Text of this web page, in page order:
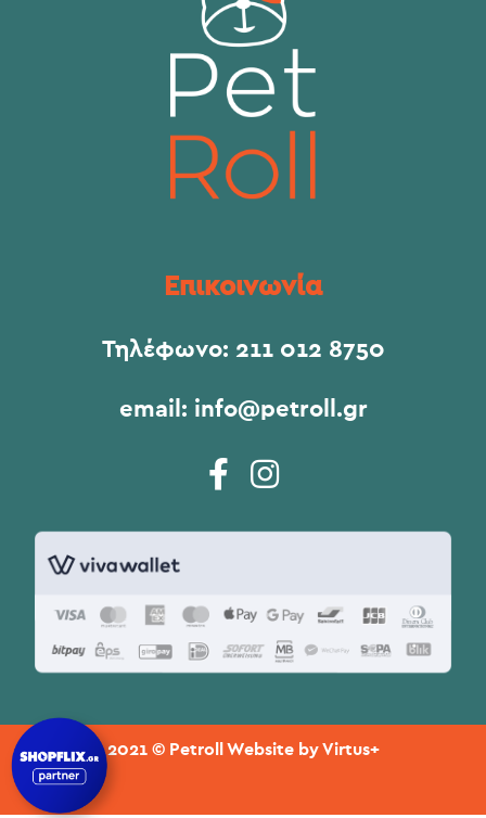
Επικοινωνία
Τηλέφωνο: 211 012 8750
email: info@petroll.gr
2021 © Petroll Website byVirtus+